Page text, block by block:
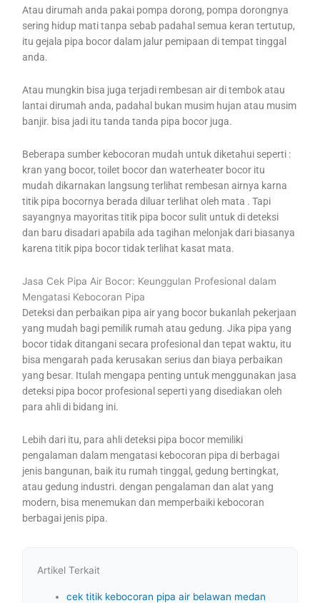
Atau dirumah anda pakai pompa dorong, pompa dorongnya
sering hidup mati tanpa sebab padahal semua keran tertutup,
itu gejala pipa bocor dalam jalur pemipaan di tempat tinggal
anda.
Atau mungkin bisa juga terjadi rembesan air di tembok atau
lantai dirumah anda, padahal bukan musim hujan atau musim
banjir. bisa jadi itu tanda tanda pipa bocor juga.
Beberapa sumber kebocoran mudah untuk diketahui seperti :
kran yang bocor, toilet bocor dan waterheater bocor itu
mudah dikarnakan langsung terlihat rembesan airnya karna
titik pipa bocornya berada diluar terlihat oleh mata . Tapi
sayangnya mayoritas titik pipa bocor sulit untuk di deteksi
dan baru disadari apabila ada tagihan melonjak dari biasanya
karena titik pipa bocor tidak terlihat kasat mata.
Jasa Cek Pipa Air Bocor: Keunggulan Profesional dalam
Mengatasi Kebocoran Pipa
Deteksi dan perbaikan pipa air yang bocor bukanlah pekerjaan
yang mudah bagi pemilik rumah atau gedung. Jika pipa yang
bocor tidak ditangani secara profesional dan tepat waktu, itu
bisa mengarah pada kerusakan serius dan biaya perbaikan
yang besar. Itulah mengapa penting untuk menggunakan jasa
deteksi pipa bocor profesional seperti yang disediakan oleh
para ahli di bidang ini.
Lebih dari itu, para ahli deteksi pipa bocor memiliki
pengalaman dalam mengatasi kebocoran pipa di berbagai
jenis bangunan, baik itu rumah tinggal, gedung bertingkat,
atau gedung industri. dengan pengalaman dan alat yang
modern, bisa menemukan dan memperbaiki kebocoran
berbagai jenis pipa.
Artikel Terkait
cek titik kebocoran pipa air belawan medan